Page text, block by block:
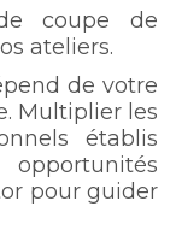
coupe de
ateliers.
de votre
Multiplier les
établis
pour guider